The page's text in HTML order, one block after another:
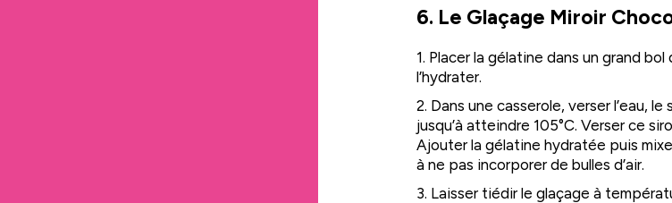
6. Le Glaçage Miroir
1. Placer la gélatine dans un grand
l’hydrater.
2. Dans une casserole, verser l’eau,
jusqu’à atteindre 105°C. Verser ce
Ajouter la gélatine hydratée puis
à ne pas incorporer de bulles d’air.
3. Laisser tiédir le glaçage à